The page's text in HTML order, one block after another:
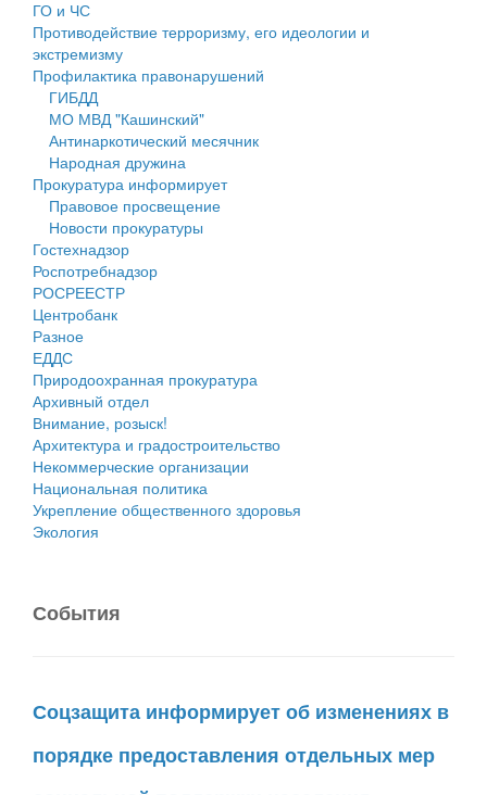
Деятельность МУ
Нормативы градостроительного проектирования
Правила землепользования и застройки
Генеральные планы
Проекты планировки территории
Собрание депутатов
Городское поселение
Сельские поселения
ГО и ЧС
Противодействие терроризму, его идеологии и
экстремизму
Профилактика правонарушений
ГИБДД
МО МВД "Кашинский"
Антинаркотический месячник
Народная дружина
Прокуратура информирует
Правовое просвещение
Новости прокуратуры
Гостехнадзор
Роспотребнадзор
РОСРЕЕСТР
Центробанк
Разное
ЕДДС
Природоохранная прокуратура
Архивный отдел
Внимание, розыск!
Архитектура и градостроительство
Некоммерческие организации
Национальная политика
Укрепление общественного здоровья
Экология
События
Соцзащита информирует об изменениях в
порядке предоставления отдельных мер